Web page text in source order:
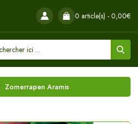
0 article(s) - 0,00€
Zomerrapen Aramis